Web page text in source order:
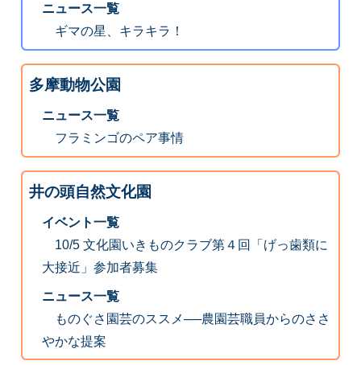
ニュース一覧
ギマの星、キラキラ！
多摩動物公園
ニュース一覧
フラミンゴのペア事情
井の頭自然文化園
イベント一覧
10/5 文化園いきものクラブ第４回「げっ歯類に
大接近」参加者募集
ニュース一覧
ものぐさ園芸のススメ──農園芸職員からのささ
やかな提案